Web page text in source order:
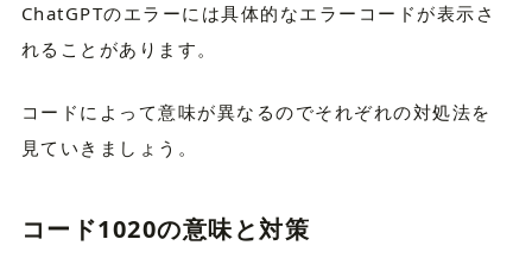
ChatGPTのエラーには具体的なエラーコードが表示さ
れることがあります。
コードによって意味が異なるのでそれぞれの対処法を
見ていきましょう。
コード1020の意味と対策